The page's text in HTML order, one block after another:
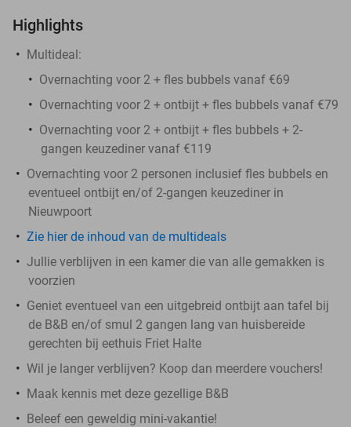
Highlights
Multideal:
Overnachting voor 2 + fles bubbels vanaf €69
Overnachting voor 2 + ontbijt + fles bubbels vanaf €79
Overnachting voor 2 + ontbijt + fles bubbels + 2-
gangen keuzediner vanaf €119
Overnachting voor 2 personen inclusief fles bubbels en
eventueel ontbijt en/of 2-gangen keuzediner in
Nieuwpoort
Zie hier de inhoud van de multideals
Jullie verblijven in een kamer die van alle gemakken is
voorzien
Geniet eventueel van een uitgebreid ontbijt aan tafel bij
de B&B en/of smul 2 gangen lang van huisbereide
gerechten bij eethuis Friet Halte
Wil je langer verblijven? Koop dan meerdere vouchers!
Maak kennis met deze gezellige B&B
Beleef een geweldig mini-vakantie!